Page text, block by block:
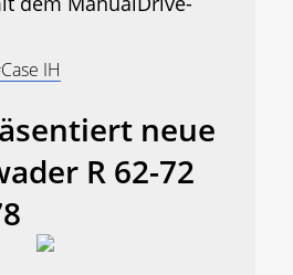
IH
neue
R 62-72